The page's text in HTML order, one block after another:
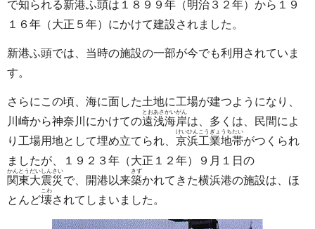
で知られる新港ふ頭は１８９９年（明治３２年）から１９
１６年（大正５年）にかけて建設されました。
新港ふ頭では、当時の施設の一部が今でも利用されていま
す。
さらにこの頃、海に面した土地に工場が建つようになり、
川崎から神奈川にかけての遠浅海岸
とおあさかいがん
は、多くは、民間によ
り工場用地として埋め立てられ、 京浜工業地帯
けいひんこうぎょうちたい
がつくられ
ましたが、１９２３年（大正１２年）９月１日の
関東大震災
かんとうだいしんさい
で、開港以来築
きず
かれてきた横浜港の施設は、ほ
とんど壊
こわ
されてしまいました。